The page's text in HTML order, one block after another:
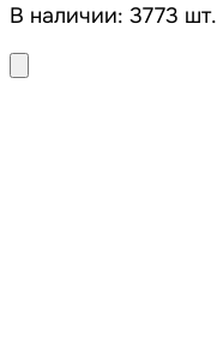
В наличии: 3773 шт.